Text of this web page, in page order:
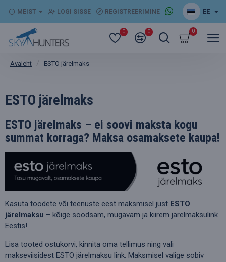
MEIST LOGI SISSE REGISTREERIMINE EE
0 0 0
Avaleht ESTO järelmaks
ESTO järelmaks
ESTO järelmaks – ei soovi maksta kogu
summat korraga? Maksa osamaksete kaupa!
Kasuta toodete või teenuste eest maksmisel just ESTO
järelmaksu – kõige soodsam, mugavam ja kiirem järelmaksulink
Eestis!
Lisa tooted ostukorvi, kinnita oma tellimus ning vali
makseviisidest ESTO järelmaksu link. Maksmisel valige sobiv